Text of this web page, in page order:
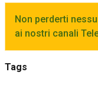
Non perderti
ai nostri canali
Tags